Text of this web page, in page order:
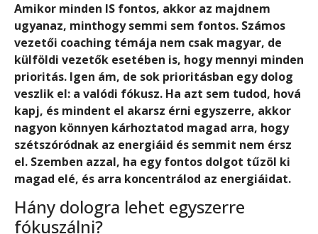
Amikor minden IS fontos, akkor az majdnem
ugyanaz, minthogy semmi sem fontos. Számos
vezetői coaching témája nem csak magyar, de
külföldi vezetők esetében is, hogy mennyi minden
prioritás. Igen ám, de sok prioritásban egy dolog
veszlik el: a valódi fókusz. Ha azt sem tudod, hová
kapj, és mindent el akarsz érni egyszerre, akkor
nagyon könnyen kárhoztatod magad arra, hogy
szétszóródnak az energiáid és semmit nem érsz
el. Szemben azzal, ha egy fontos dolgot tűzöl ki
magad elé, és arra koncentrálod az energiáidat.
Hány dologra lehet egyszerre
fókuszálni?